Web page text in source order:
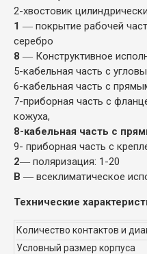
2-хвостовик
1 ― покрытие рабочей
серебро
8 ― Конструктивное
5-кабельная часть с
6-кабельная часть с
7-приборная часть с
кожуха,
8-кабельная часть с
9- приборная часть с
2― поляризация: 1-20
В ― всеклиматическое
Технические
Количество контактов и
Условный размер корпуса